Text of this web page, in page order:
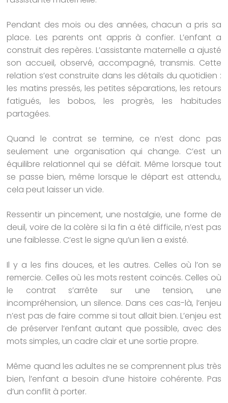
Pendant des mois ou des années, chacun a pris sa
place. Les parents ont appris à confier. L’enfant a
construit des repères. L’assistante maternelle a ajusté
son accueil, observé, accompagné, transmis. Cette
relation s’est construite dans les détails du quotidien :
les matins pressés, les petites séparations, les retours
fatigués, les bobos, les progrès, les habitudes
partagées.
Quand le contrat se termine, ce n’est donc pas
seulement une organisation qui change. C’est un
équilibre relationnel qui se défait. Même lorsque tout
se passe bien, même lorsque le départ est attendu,
cela peut laisser un vide.
Ressentir un pincement, une nostalgie, une forme de
deuil, voire de la colère si la fin a été difficile, n’est pas
une faiblesse. C’est le signe qu’un lien a existé.
Il y a les fins douces, et les autres. Celles où l’on se
remercie. Celles où les mots restent coincés. Celles où
le contrat s’arrête sur une tension, une
incompréhension, un silence. Dans ces cas-là, l’enjeu
n’est pas de faire comme si tout allait bien. L’enjeu est
de préserver l’enfant autant que possible, avec des
mots simples, un cadre clair et une sortie propre.
Même quand les adultes ne se comprennent plus très
bien, l’enfant a besoin d’une histoire cohérente. Pas
d’un conflit à porter.